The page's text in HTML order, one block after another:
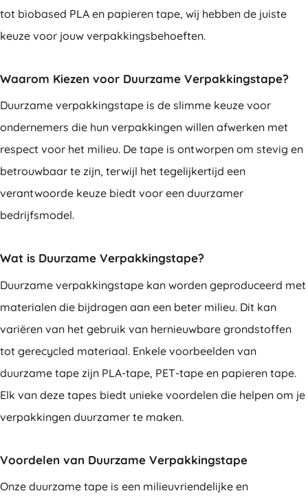
tot biobased PLA en papieren tape, wij hebben de juiste
keuze voor jouw verpakkingsbehoeften.
Waarom Kiezen voor Duurzame Verpakkingstape?
Duurzame verpakkingstape is de slimme keuze voor
ondernemers die hun verpakkingen willen afwerken met
respect voor het milieu. De tape is ontworpen om stevig en
betrouwbaar te zijn, terwijl het tegelijkertijd een
verantwoorde keuze biedt voor een duurzamer
bedrijfsmodel.
Wat is Duurzame Verpakkingstape?
Duurzame verpakkingstape kan worden geproduceerd met
materialen die bijdragen aan een beter milieu. Dit kan
variëren van het gebruik van hernieuwbare grondstoffen
tot gerecycled materiaal. Enkele voorbeelden van
duurzame tape zijn PLA-tape, PET-tape en papieren tape.
Elk van deze tapes biedt unieke voordelen die helpen om je
verpakkingen duurzamer te maken.
Voordelen van Duurzame Verpakkingstape
Onze duurzame tape is een milieuvriendelijke en